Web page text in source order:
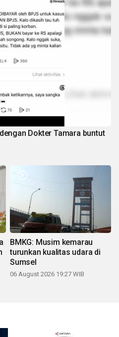
Dokter Tamara buntut
BMKG: Musim kemarau
turunkan kualitas udara di
Sumsel
06 August 2026 19:27 WIB